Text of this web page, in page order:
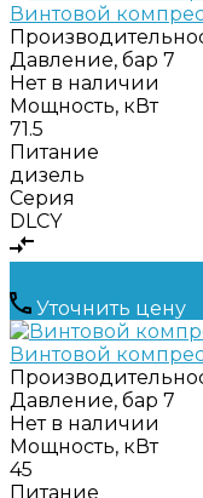
Винтовой
Давление, бар 7
Нет в наличии
Мощность, кВт
71.5
Питание
дизель
Серия
DLCY
Уточнить цену
Винтовой
Давление, бар 7
Нет в наличии
Мощность, кВт
45
Питание